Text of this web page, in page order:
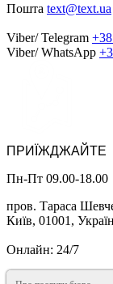
Пошта text@text.ua
Viber/ Telegram
Viber/ WhatsApp
ПРИЇЖДЖАЙТЕ
Пн-Пт 09.00-18.00
пров. Тараса
Київ, 01001,
Онлайн: 24/7